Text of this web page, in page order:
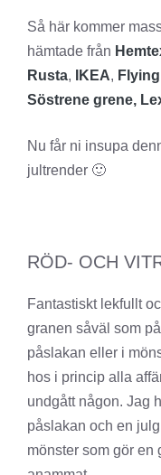
Så här kommer
hämtade från
Rusta, IKEA,
Söstrene grene,
Nu får ni insupa
jultrender 🙂
RÖD- OCH
Fantastiskt lekfullt
granen såväl som
påslakan eller i
hos i princip alla
undgått någon. Jag
påslakan och en
mönster som gör en